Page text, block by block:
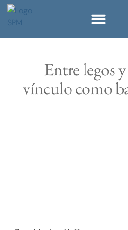
Entre legos
vínculo como